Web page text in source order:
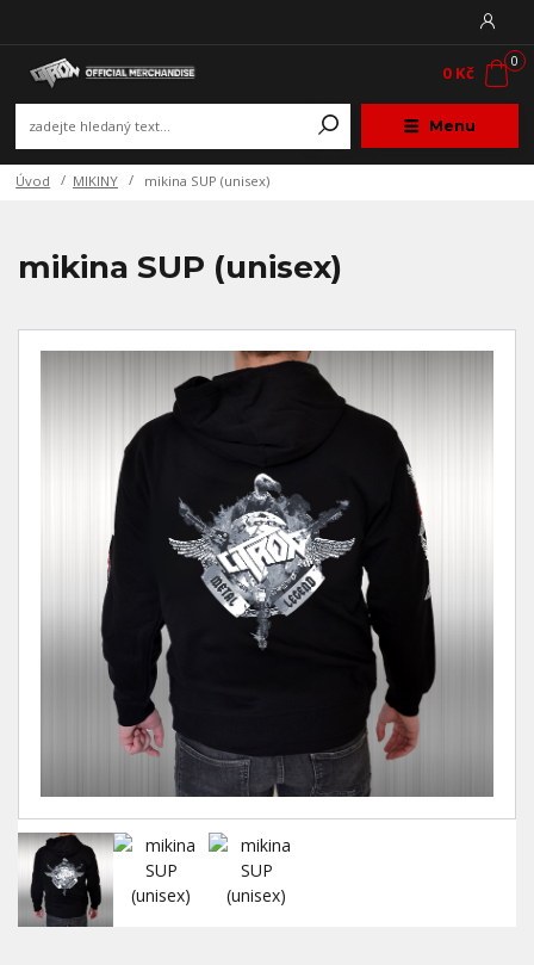
Menu
0
0 Kč
Úvod MIKINY mikina SUP (unisex)
mikina SUP (unisex)